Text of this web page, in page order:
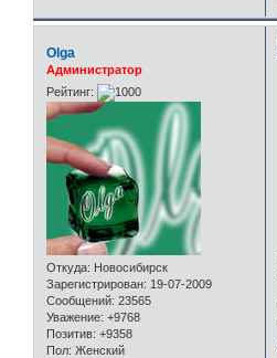
Olga
Администратор
Рейтинг:
Откуда: Новосибирск
Зарегистрирован: 19-07-2009
Сообщений: 23565
Уважение: +9768
Позитив: +9358
Пол: Женский